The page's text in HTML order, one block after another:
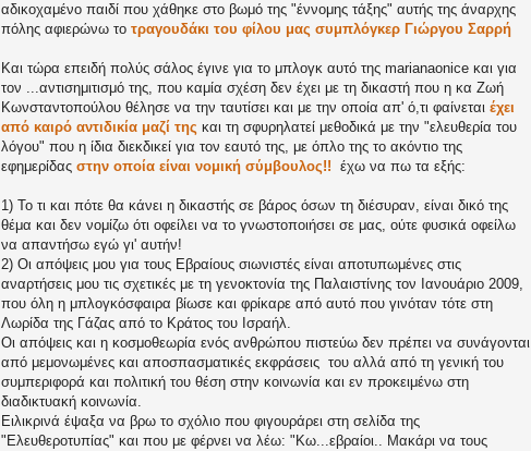
αδικοχαμένο παιδί που χάθηκε στο βωμό της "έννομης τάξης" αυτής της άναρχης
πόλης αφιερώνω το τραγουδάκι του φίλου μας συμπλόγκερ Γιώργου Σαρρή
Και τώρα επειδή πολύς σάλος έγινε για το μπλογκ αυτό της marianaonice και για
τον ...αντισημιτισμό της, που καμία σχέση δεν έχει με τη δικαστή που η κα Ζωή
Κωνσταντοπούλου θέλησε να την ταυτίσει και με την οποία απ' ό,τι φαίνεται έχει
από καιρό αντιδικία μαζί της και τη σφυρηλατεί μεθοδικά με την "ελευθερία του
λόγου" που η ίδια διεκδικεί για τον εαυτό της, με όπλο της το ακόντιο της
εφημερίδας στην οποία είναι νομική σύμβουλος!! έχω να πω τα εξής:
1) Το τι και πότε θα κάνει η δικαστής σε βάρος όσων τη διέσυραν, είναι δικό της
θέμα και δεν νομίζω ότι οφείλει να το γνωστοποιήσει σε μας, ούτε φυσικά οφείλω
να απαντήσω εγώ γι' αυτήν!
2) Οι απόψεις μου για τους Εβραίους σιωνιστές είναι αποτυπωμένες στις
αναρτήσεις μου τις σχετικές με τη γενοκτονία της Παλαιστίνης τον Ιανουάριο 2009,
που όλη η μπλογκόσφαιρα βίωσε και φρίκαρε από αυτό που γινόταν τότε στη
Λωρίδα της Γάζας από το Κράτος του Ισραήλ.
Οι απόψεις και η κοσμοθεωρία ενός ανθρώπου πιστεύω δεν πρέπει να συνάγονται
από μεμονωμένες και αποσπασματικές εκφράσεις του αλλά από τη γενική του
συμπεριφορά και πολιτική του θέση στην κοινωνία και εν προκειμένω στη
διαδικτυακή κοινωνία.
Ειλικρινά έψαξα να βρω το σχόλιο που φιγουράρει στη σελίδα της
"Ελευθεροτυπίας" και που με φέρνει να λέω: "Κω...εβραίοι.. Μακάρι να τους